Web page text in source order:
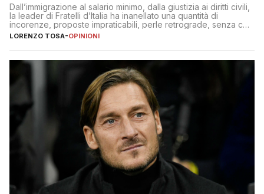
Dall’immigrazione al salario minimo, dalla giustizia ai diritti civili,
la leader di Fratelli d’Italia ha inanellato una quantità di
incorenze, proposte impraticabili, perle retrograde, senza che
nessuno – a destra come a sinistra – glielo abbia fatto notare
LORENZO TOSA-OPINIONI